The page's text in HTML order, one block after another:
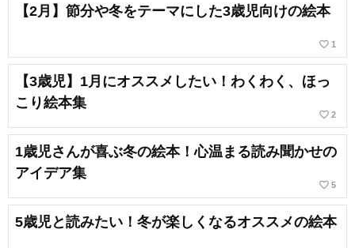
【2月】節分や冬をテーマにした3歳児向けの絵本
favorite_border 1
【3歳児】1月にオススメしたい！わくわく、ほっ
こり絵本集
favorite_border 2
1歳児さんが喜ぶ冬の絵本！心温まる読み聞かせの
アイデア集
favorite_border 5
5歳児と読みたい！冬が楽しくなるオススメの絵本